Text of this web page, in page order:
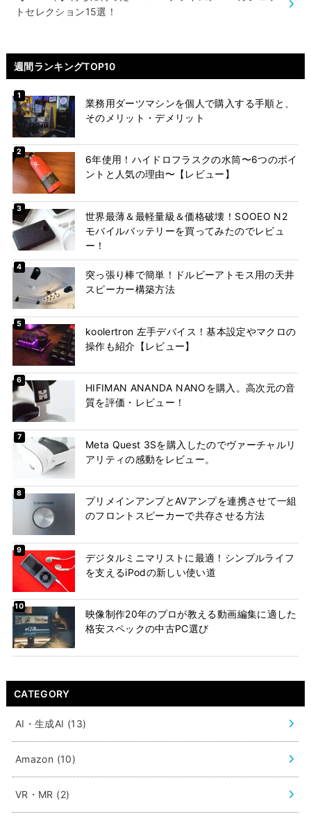
トセレクション15選！
週間ランキングTOP10
業務用ダーツマシンを個人で購入する手順と、
そのメリット・デメリット
6年使用！ハイドロフラスクの水筒〜6つのポイ
ントと人気の理由〜【レビュー】
世界最薄＆最軽量級＆価格破壊！SOOEO N2
モバイルバッテリーを買ってみたのでレビュ
ー！
突っ張り棒で簡単！ドルビーアトモス用の天井
スピーカー構築方法
koolertron 左手デバイス！基本設定やマクロの
操作も紹介【レビュー】
HIFIMAN ANANDA NANOを購入。高次元の音
質を評価・レビュー！
Meta Quest 3Sを購入したのでヴァーチャルリ
アリティの感動をレビュー。
プリメインアンプとAVアンプを連携させて一組
のフロントスピーカーで共存させる方法
デジタルミニマリストに最適！シンプルライフ
を支えるiPodの新しい使い道
映像制作20年のプロが教える動画編集に適した
格安スペックの中古PC選び
CATEGORY
AI・生成AI (13)
Amazon (10)
VR・MR (2)